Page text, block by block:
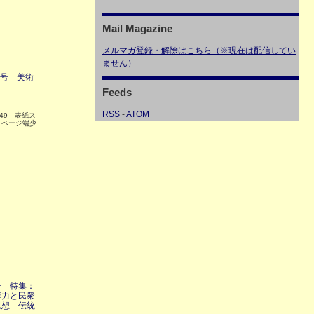
美術
表紙ス
ージ端少
特集：
と民衆
想 伝統
Mail Magazine
メルマガ登録・解除はこちら（※現在は配信してい
ません）
Feeds
RSS -ATOM